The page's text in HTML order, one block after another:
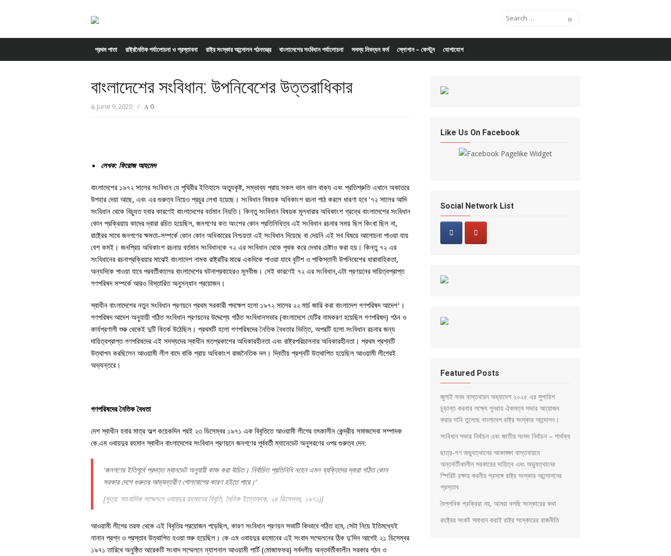
Search for:
প্রথম পাতা রাষ্ট্রনৈতিক পর্যালোচনা ও প্রস্তাবনা রাষ্ট্র সংস্কার আন্দোলন গঠনতন্ত্র বাংলাদেশের সংবিধান পর্যালোচনা সদস্য নিবন্ধন ফর্ম স্লোগান – ফেস্টুন যোগাযোগ
বাংলাদেশের সংবিধান: উপনিবেশের উত্তরাধিকার
June 9, 2020 / 0
লেখক: ফিরোজ আহমেদ
বাংলাদেশের ১৯৭২ সালের সংবিধান যে পৃথিবীর ইতিহাসে অত্যুকৃষ্ট, সম্ভাব্য প্রায় সকল ভাল ভাল বাক্য এবং প্রতিশ্রুতি এখানে অকাতরে
উপহার দেয়া আছে, এবং এর গুরুত্ব নিয়েও প্রচুর লেখা হয়েছে। সংবিধান বিষয়ক অধিকাংশ রচনা পাঠ করলে ধারণা হবে ‘৭২ সালের আদি
সংবিধান থেকে বিচ্যুত হবার কারণেই বাংলাদেশের বর্তমান নিয়তি। কিন্তু সংবিধান বিষয়ক মূলধারার অধিকাংশ গ্রন্থে বাংলাদেশের সংবিধান
কোন প্রক্রিয়ায় কাদের দ্বারা রচিত হয়েছিল, জনগণের কত অংশের কোন প্রতিনিধিত্ব এই সংবিধান রচনার সময় ছিল কিংবা ছিল না,
রাষ্ট্রের সাথে জনগণের ক্ষমতা-সম্পর্কে কোন কোন অধিকারের নিশ্চয়তা এই সংবিধান দিয়েছে বা দেয়নি এই সব বিষয়ে আলোচনা পাওয়া যায়
বেশ কমই। জনপ্রিয় অধিকাংশ রচনায় বর্তমান সংবিধানকে ৭২ এর সংবিধান থেকে পৃথক করে দেখার চেষ্টাও করা হয়। কিন্তু ৭২ এর
সংবিধানের রচনাপ্রক্রিয়ার মাঝেই বাংলাদেশ নামক রাষ্ট্রটির মাঝে একদিকে পাওয়া যাবে বৃটিশ ও পাকিস্তানী উপনিবেশের ধারাবাহিকতা,
অন্যদিকে পাওয়া যাবে পরবর্তীকালের বাংলাদেশের ঘটনাপ্রবাহেরও মূলবীজ। সেই কারণেই ৭২ এর সংবিধান,এটা প্রণয়নের দায়িত্বপ্রাপ্ত
গণপরিষদ সম্পর্কে আরও বিস্তারিত অনুসন্ধান প্রয়োজন।
স্বাধীন বাংলাদেশের নতুন সংবিধান প্রণয়নে প্রথম সরকারী পদক্ষেপ হলো ১৯৭২ সালের ২২ মার্চ জারি করা বাংলাদেশ গণপরিষদ আদেশ১ ।
গণপরিষদ আদেশ অনুযায়ী গঠিত সংবিধান প্রণয়নের উদ্দেশ্যে গঠিত সংবিধানসভার (বাংলাদেশে যেটির নামকরণ হয়েছিল গণপরিষদ) গঠন ও
কার্যপ্রণালী শুরু থেকেই দুটি বিতর্ক উঠেছিল। প্রথমটি হলো গণপরিষদের নৈতিক বৈধতার ভিত্তি, অপরটি হলো সংবিধান রচনার জন্য
দায়িত্বপ্রাপ্ত গণপরিষদের এই সদস্যদের স্বাধীন মতপ্রকাশের অধিকারহীনতা এবং রাষ্ট্রপরিচালনার অধিকারহীনতা। প্রথম প্রশ্নটি
উত্থাপন করছিলেন আওয়ামী লীগ বাদে বাকি প্রায় অধিকাংশ রাজনৈতিক দল। দ্বিতীয় প্রশ্নটি উত্থাপিত হয়েছিল আওয়ামী লীগেরই
অভ্যন্তরে।
গণপরিষদের নৈতিক বৈধতা
দেশ স্বাধীন হবার মাত্র অল্প কয়েকদিন পরই ২৩ ডিসেম্বর ১৯৭১ এক বিবৃতিতে আওয়ামী লীগের তৎকালীন কেন্দ্রীয় সমাজসেবা সম্পাদক
কে.এম ওবায়দুর রহমান স্বাধীন বাংলাদেশের সংবিধান প্রণয়নে জনগণের পূর্ববর্তী ম্যানেডেট অনুসরণের ওপর গুরুত্ব দেন:
‘জনগণের ইতিপূর্বে প্রদত্ত ম্যানডেট অনুযায়ী কাজ করা উচিত। নির্বাচিত প্রতিনিধি নহেন এমন ব্যক্তিদের দ্বারা গঠিত কোন
সরকার দেশে গুরুতর আভ্যন্তরীণ গোলযোগের কারণ হইতে পারে।’
[সূত্র: সাংবাদিক সম্মেলনে ওবায়দুর রহমানের বিবৃতি, দৈনিক ইত্তেফাক, ২৪ ডিসেম্বর, ১৯৭১)]
আওয়ামী লীগের তরফ থেকে এই বিবৃতির প্রয়োজন পড়েছিল, কারণ সংবিধান প্রণয়ন সভাটি কিভাবে গঠিত হবে, সেটা নিয়ে ইতিমধ্যেই
নানান প্রশ্ন ও প্রস্তাব উত্থাপিত হওয়া শুরু হয়েছিল। কে এম ওবায়দুর রহমানের এই সংবাদ সম্মেলনের ঠিক দু’দিন আগেই ২১ ডিসেম্বর
১৯৭১ তারিখে অনুষ্ঠিত আরেকটি সংবাদ সম্মেলনে ন্যাশনাল আওয়ামী পার্টি (মোজাফফর) সর্বদলীয় অন্তর্বর্তীকালীন সরকার গঠন ও
Like Us On Facebook
Social Network List
Featured Posts
জুলাই সনদ বাস্তবায়ন অধ্যাদেশ ২০২৫ এর সুপারিশ
চূড়ান্ত করবার লক্ষ্যে পুনরায় ঐকমত্য সভার আয়োজন
করার দাবি তুলেছে বাংলাদেশ রাষ্ট্র সংস্কার আন্দোলন।
সংবিধান সভার নির্বাচন এবং জাতীয় সংসদ নির্বাচন – পার্থক্য
ছাত্র-গণ অভ্যুত্থানের আকাঙ্ক্ষা বাস্তবায়নে
অন্তর্বর্তীকালীন সরকারের দায়িত্ব এবং অভ্যুত্থানের
স্পিরিট রক্ষায় করনীয় প্রসঙ্গে রাষ্ট্র সংস্কার আন্দোলনের
প্রস্তাব
বৈপ্লবিক প্রক্রিয়া নয়, আমরা বলছি সংস্কারের কথা
রাষ্ট্রের সংকট সমাধান করাই রাষ্ট্র সংস্কারের রাজনীতি